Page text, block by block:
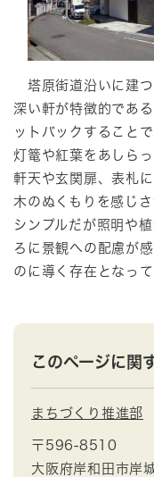
塔原街道沿いに建つ
深い軒が特徴的であ
ットバックすること
灯篭や紅葉をあしら
軒天や玄関扉、表札
木のぬくもりを感じ
シンプルだが照明や
ろに景観への配慮が
のに導く存在となって
このページに関
まちづくり推進部
〒596-8510
大阪府岸和田市岸